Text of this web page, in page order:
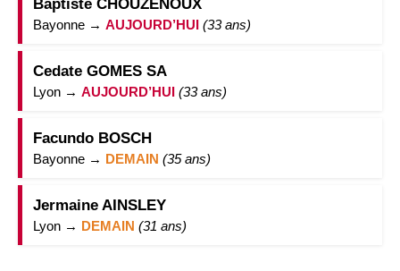
Baptiste CHOUZENOUX
Bayonne → AUJOURD’HUI (33 ans)
Cedate GOMES SA
Lyon → AUJOURD’HUI (33 ans)
Facundo BOSCH
Bayonne → DEMAIN (35 ans)
Jermaine AINSLEY
Lyon → DEMAIN (31 ans)